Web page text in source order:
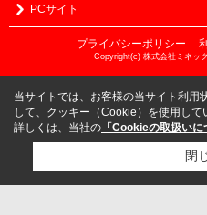
PCサイト
プライバシーポリシー ｜
Copyright(c) 株式会社ミネッ
当サイトでは、お客様の当サイト利用
して、クッキー（Cookie）を使用して
詳しくは、当社の 「Cookieの取扱いに
閉